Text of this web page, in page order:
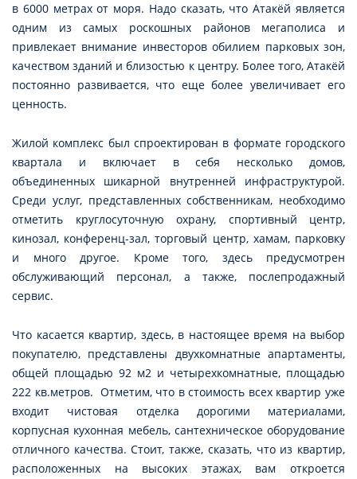
в 6000 метрах от моря. Надо сказать, что Атакёй является
одним из самых роскошных районов мегаполиса и
привлекает внимание инвесторов обилием парковых зон,
качеством зданий и близостью к центру. Более того, Атакёй
постоянно развивается, что еще более увеличивает его
ценность.
Жилой комплекс был спроектирован в формате городского
квартала и включает в себя несколько домов,
объединенных шикарной внутренней инфраструктурой.
Среди услуг, представленных собственникам, необходимо
отметить круглосуточную охрану, спортивный центр,
кинозал, конференц-зал, торговый центр, хамам, парковку
и много другое. Кроме того, здесь предусмотрен
обслуживающий персонал, а также, послепродажный
сервис.
Что касается квартир, здесь, в настоящее время на выбор
покупателю, представлены двухкомнатные апартаменты,
общей площадью 92 м2 и четырехкомнатные, площадью
222 кв.метров. Отметим, что в стоимость всех квартир уже
входит чистовая отделка дорогими материалами,
корпусная кухонная мебель, сантехническое оборудование
отличного качества. Стоит, также, сказать, что из квартир,
расположенных на высоких этажах, вам откроется